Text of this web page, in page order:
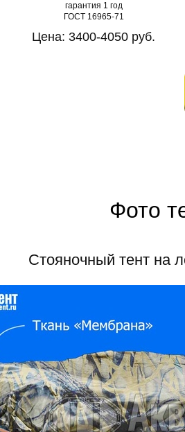
гарантия 1 год
ГОСТ 16965-71
Цена: 3400-4050 руб.
Фото
Стояночный тент на